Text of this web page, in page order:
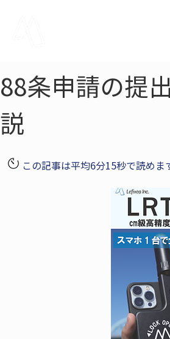
88条申請の提
説
この記事は平均6分15秒で読めま